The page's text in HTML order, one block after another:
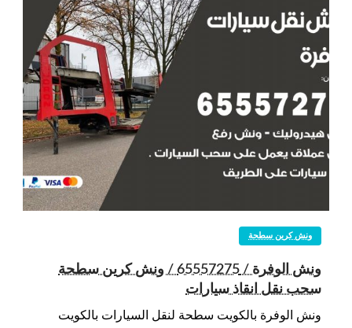
ونش كرين سطحة
ونش الوفرة / 65557275 / ونش كرين سطحة
سحب نقل انقاذ سيارات
ونش الوفرة بالكويت سطحة لنقل السيارات بالكويت